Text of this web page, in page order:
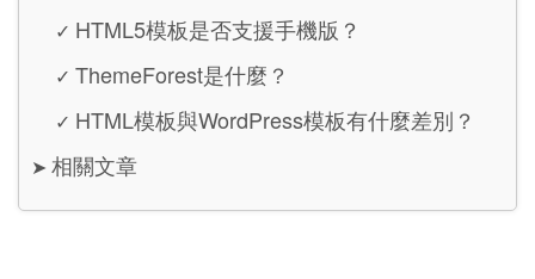
✓ HTML5模板是否支援手機版？
✓ ThemeForest是什麼？
✓ HTML模板與WordPress模板有什麼差別？
➤ 相關文章